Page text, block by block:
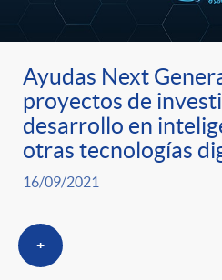
r
a
S
a
n
p
o
r
e
n
i
d
i
c
a
d
Ayudas Next
proyectos de
desarrollo en
otras tecnologías
16/09/2021
+